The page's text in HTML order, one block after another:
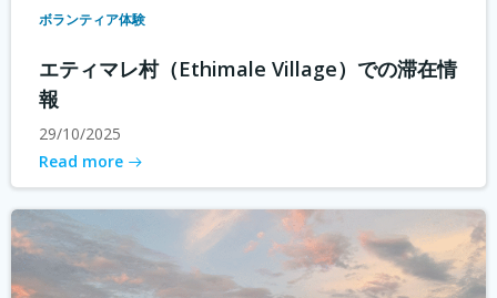
ボランティア体験
エティマレ村（Ethimale Village）での滞在情
報
29/10/2025
Read more